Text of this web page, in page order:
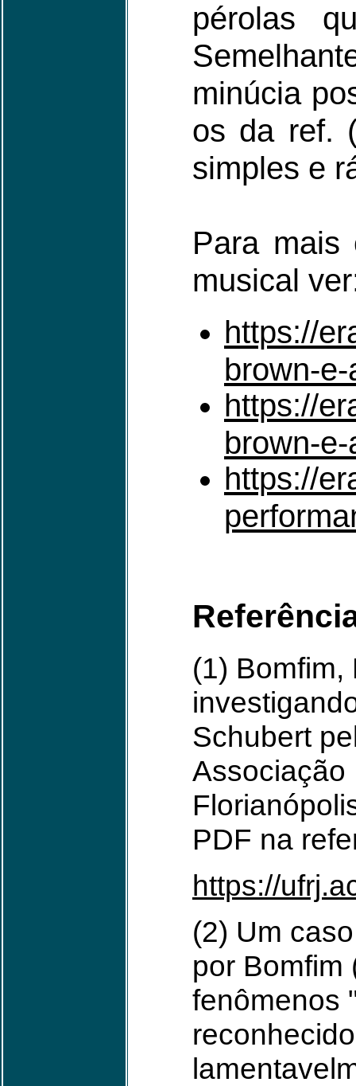
pérolas
minúcia
os da ref.
simples e
Para mais
musical
https://
brown-
https://
brown-
https://
(1) Bomfim,
Schubert
Associação
PDF na
https://
(2) Um
por Bomfim
fenômenos